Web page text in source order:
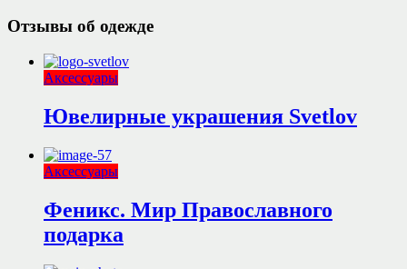
Отзывы об одежде
Аксессуары
Ювелирные украшения Svetlov
Аксессуары
Феникс. Мир Православного
подарка